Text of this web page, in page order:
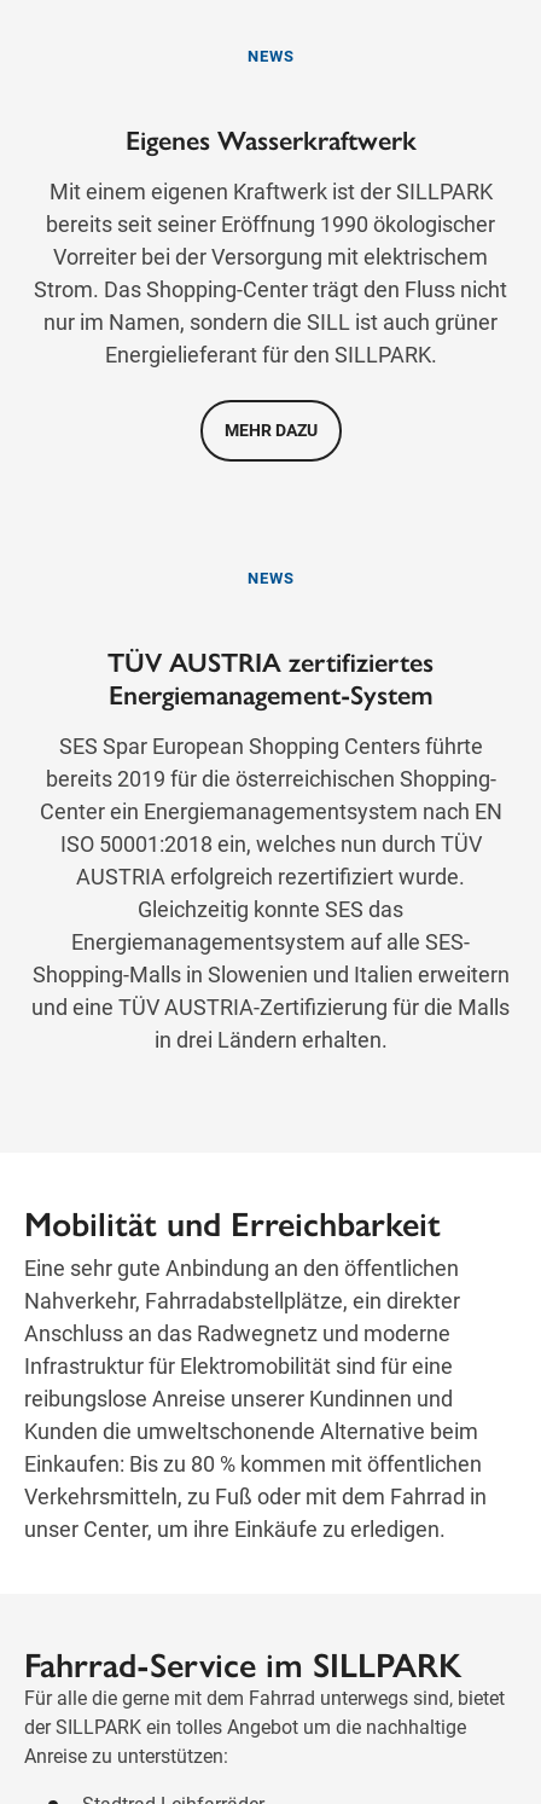
NEWS
Eigenes Wasserkraftwerk
Mit einem eigenen Kraftwerk ist der SILLPARK
bereits seit seiner Eröffnung 1990 ökologischer
Vorreiter bei der Versorgung mit elektrischem
Strom. Das Shopping-Center trägt den Fluss nicht
nur im Namen, sondern die SILL ist auch grüner
Energielieferant für den SILLPARK.
MEHR DAZU
NEWS
TÜV AUSTRIA zertifiziertes
Energiemanagement-System
SES Spar European Shopping Centers führte
bereits 2019 für die österreichischen Shopping-
Center ein Energiemanagementsystem nach EN
ISO 50001:2018 ein, welches nun durch TÜV
AUSTRIA erfolgreich rezertifiziert wurde.
Gleichzeitig konnte SES das
Energiemanagementsystem auf alle SES-
Shopping-Malls in Slowenien und Italien erweitern
und eine TÜV AUSTRIA-Zertifizierung für die Malls
in drei Ländern erhalten.
Mobilität und Erreichbarkeit
Eine sehr gute Anbindung an den öffentlichen
Nahverkehr, Fahrradabstellplätze, ein direkter
Anschluss an das Radwegnetz und moderne
Infrastruktur für Elektromobilität sind für eine
reibungslose Anreise unserer Kundinnen und
Kunden die umweltschonende Alternative beim
Einkaufen: Bis zu 80 % kommen mit öffentlichen
Verkehrsmitteln, zu Fuß oder mit dem Fahrrad in
unser Center, um ihre Einkäufe zu erledigen.
Fahrrad-Service im SILLPARK
Für alle die gerne mit dem Fahrrad unterwegs sind, bietet
der SILLPARK ein tolles Angebot um die nachhaltige
Anreise zu unterstützen: